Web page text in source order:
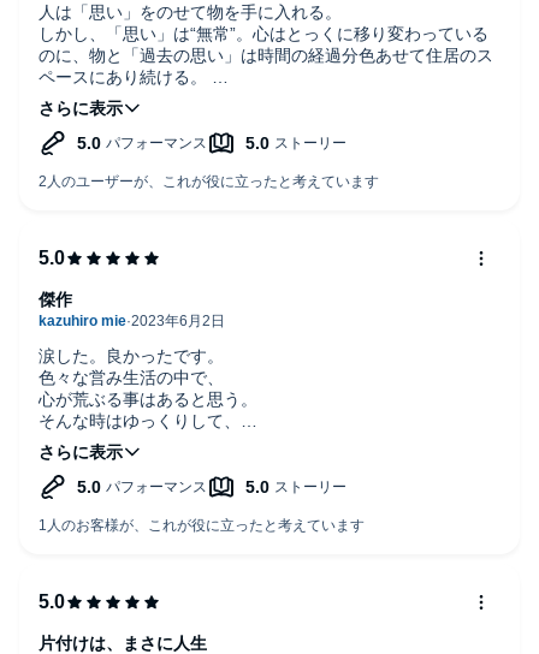
人は「思い」をのせて物を手に入れる。
しかし、「思い」は“無常”。心はとっくに移り変わっている
のに、物と「過去の思い」は時間の経過分色あせて住居のス
ペースにあり続ける。
住居を「脳（＝心身）」、物を「思い」と置き換えれば、自
己と生活空間はリンクしている。雑然とした部屋では病むよ
うに、過去の後悔、疑念、哀愁、執着…。現状に即していな
今の生活にあわない物を使い続ける(手放さない)とはどうい
近藤麻理恵さんの「人生がときめく片づけの魔法」で強くか
かげる“物へのトキメキ”。
触ったときのトキメキとは、“手に入れたときの「思い」が、
【余談】
片付けから家族のつながりを描く本書。
精神面からダイレクトに家族のつながりを見直したいなら、
「大丈夫、あのブッダも家族に悩んだ
(著:草薙龍瞬)」の業(ごう)を知ると良い。
涙した。良かったです。
色々な営み生活の中で、
心が荒ぶる事はあると思う。
そんな時はゆっくりして、
思いの丈をぶつけたり
手紙を書いたりして心を癒す
のが良いと思った。
良かったです。
傑作
片付けは、まさに人生